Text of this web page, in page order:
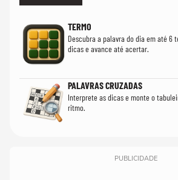
TERMO
Descubra a palavra do dia em até 6
dicas e avance até acertar.
PALAVRAS CRUZADAS
Interprete as dicas e monte o
ritmo.
PUBLICIDADE